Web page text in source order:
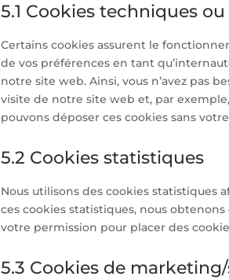
5.1 Cookies techniques
Certains cookies assurent le
de vos préférences en tant
notre site web. Ainsi, vous n’avez pas
visite de notre site web et, par
pouvons déposer ces cookies sans
5.2 Cookies statistiques
Nous utilisons des cookies statistiques
ces cookies statistiques, nous
votre permission pour placer des
5.3 Cookies de